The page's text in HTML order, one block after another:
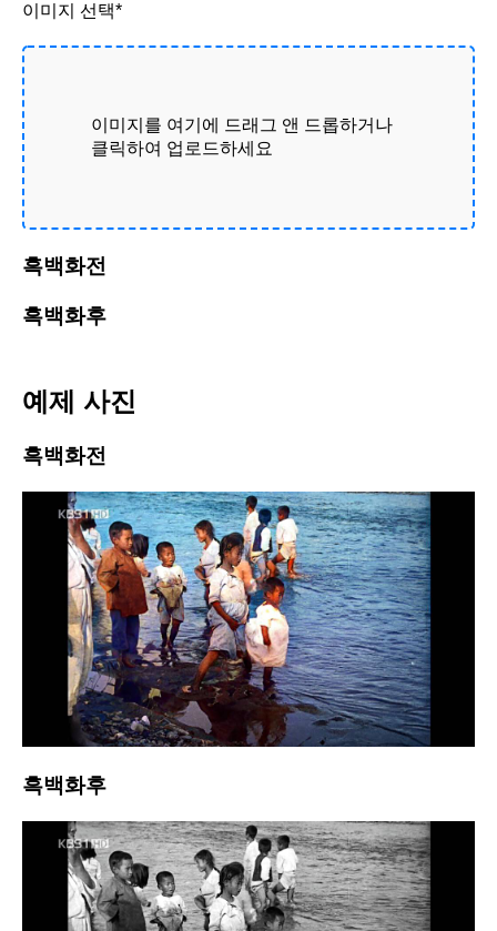
이미지 선택*
이미지를 여기에 드래그 앤 드롭하거나
클릭하여 업로드하세요
흑백화전
흑백화후
예제 사진
흑백화전
흑백화후